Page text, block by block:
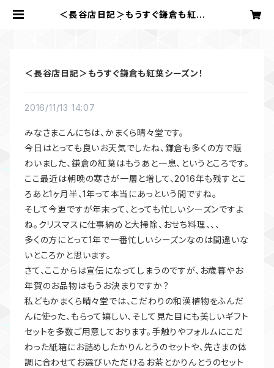
＜長谷店日記＞もうすぐ鎌倉も紅葉シ
＜長谷店日記＞もうすぐ鎌倉も紅葉シーズン！
2016/11/13 14:07
みなさまこんにちは、かまくら晴々堂です。
今日はとっても良いお天気でしたね、鎌倉も多くの方で賑
わいました、鎌倉の紅葉はもうあと一息、というところです。
ここ最近は朝晩の寒さが一層と増して、2016年も残すとこ
ろあと1ヶ月半、1年って本当にあっという間ですね。
そして今更ですが年末って、とっても忙しいシーズンですよ
ね。クリスマスに仕事納めと大掃除、おせち料理、、、
多くの方にとって1年で一番忙しいシーズンなのは間違いな
いところかと思います。
さて、ここからは宣伝になってしまうのですが、お歳暮やお
年賀のお品物はもうお決まりですか？
私どもかまくら晴々堂では、こだわりの和漢植物をふんだ
んに使った、もらって嬉しい、そして見た目にも美しいギフト
セットを多数ご用意しております。手触りやフォルムにこだ
わった紙箱にお詰めしたかりんとうのセットや、先さまの体
調に合わせてお選びいただけるお茶とかりんとうのセット